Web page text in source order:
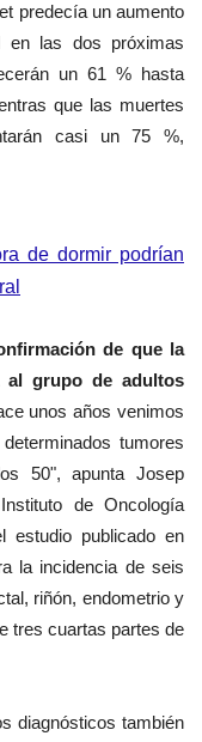
predecía un aumento
en las dos próximas
un 61 % hasta
que las muertes
casi un 75 %,
de dormir podrían
de que la
al grupo de adultos
unos años venimos
tumores
50", apunta Josep
de Oncología
estudio publicado en
la incidencia de seis
riñón, endometrio y
tres cuartas partes de
diagnósticos también